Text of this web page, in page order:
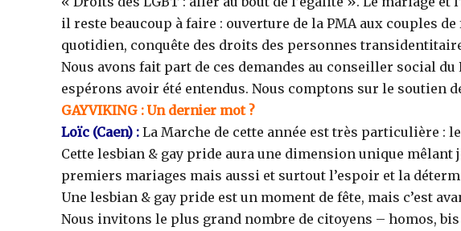
il reste beaucoup à faire : ouverture de la PMA aux couples
quotidien, conquête des droits des personnes
Nous avons fait part de ces demandes au conseiller social
espérons avoir été entendus. Nous comptons sur le soutien
GAYVIKING : Un dernier mot ?
Loïc (Caen) : La Marche de cette année est très particulière :
Cette lesbian & gay pride aura une dimension unique
premiers mariages mais aussi et surtout l’espoir et la
Une lesbian & gay pride est un moment de fête, mais c’est
Nous invitons le plus grand nombre de citoyens – homos,